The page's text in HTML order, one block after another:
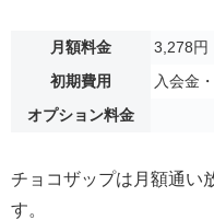
月額料金
3,278円
初期費用
入会金
オプション料金
チョコザップは月額通い
す。